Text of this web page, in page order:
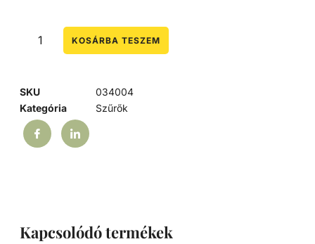
KOSÁRBA TESZEM
SKU
034004
Kategória
Szűrők
Kapcsolódó termékek